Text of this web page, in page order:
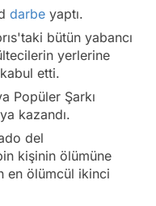
darbe yaptı.
bütün yabancı
yerlerine
etti.
Popüler Şarkı
kazandı.
del
kişinin ölümüne
en ölümcül ikinci